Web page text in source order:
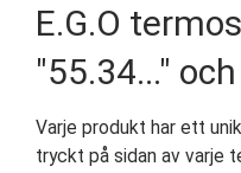
E.G.O
"55.34..."
Varje produkt har ett
tryckt på sidan av varje